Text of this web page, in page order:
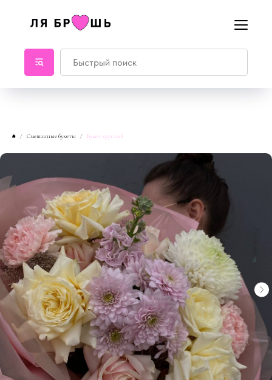
Смешанные букеты Букет круглый